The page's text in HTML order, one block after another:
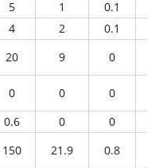
5 1 0.1
4 2 0.1
20 9 0
0 0 0
0.6 0 0
150 21.9 0.8